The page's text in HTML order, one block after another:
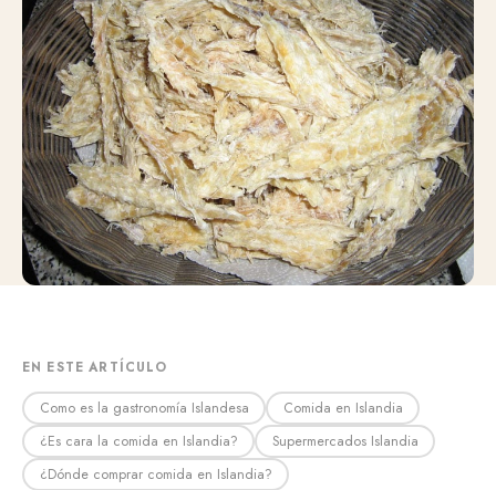
EN ESTE ARTÍCULO
Como es la gastronomía Islandesa
Comida en Islandia
¿Es cara la comida en Islandia?
Supermercados Islandia
¿Dónde comprar comida en Islandia?